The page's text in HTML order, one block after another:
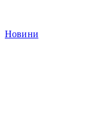
Новини